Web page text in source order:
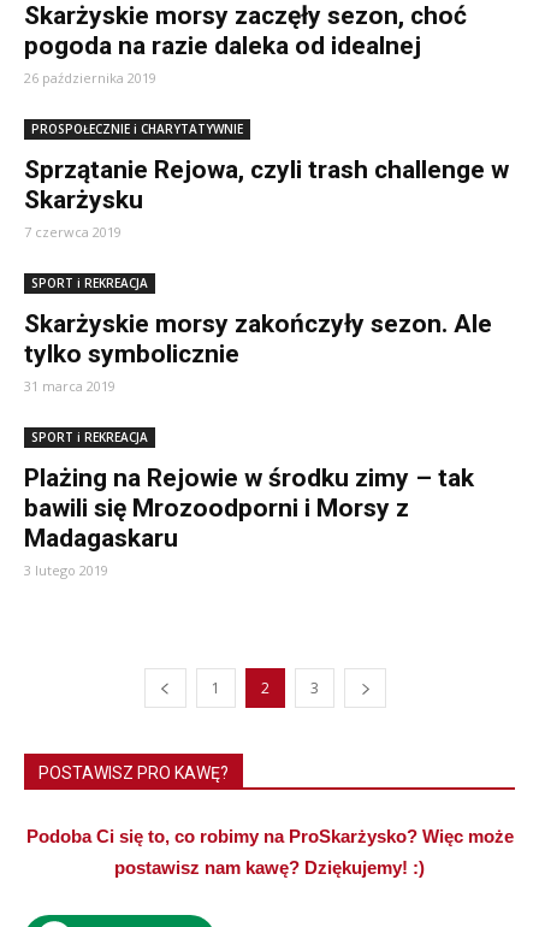
Skarżyskie morsy zaczęły sezon, choć
pogoda na razie daleka od idealnej
26 października 2019
PROSPOŁECZNIE i CHARYTATYWNIE
Sprzątanie Rejowa, czyli trash challenge w
Skarżysku
7 czerwca 2019
SPORT i REKREACJA
Skarżyskie morsy zakończyły sezon. Ale
tylko symbolicznie
31 marca 2019
SPORT i REKREACJA
Plażing na Rejowie w środku zimy – tak
bawili się Mrozoodporni i Morsy z
Madagaskaru
3 lutego 2019
1 2 3
POSTAWISZ PRO KAWĘ?
Podoba Ci się to, co robimy na ProSkarżysko? Więc może
postawisz nam kawę? Dziękujemy! :)